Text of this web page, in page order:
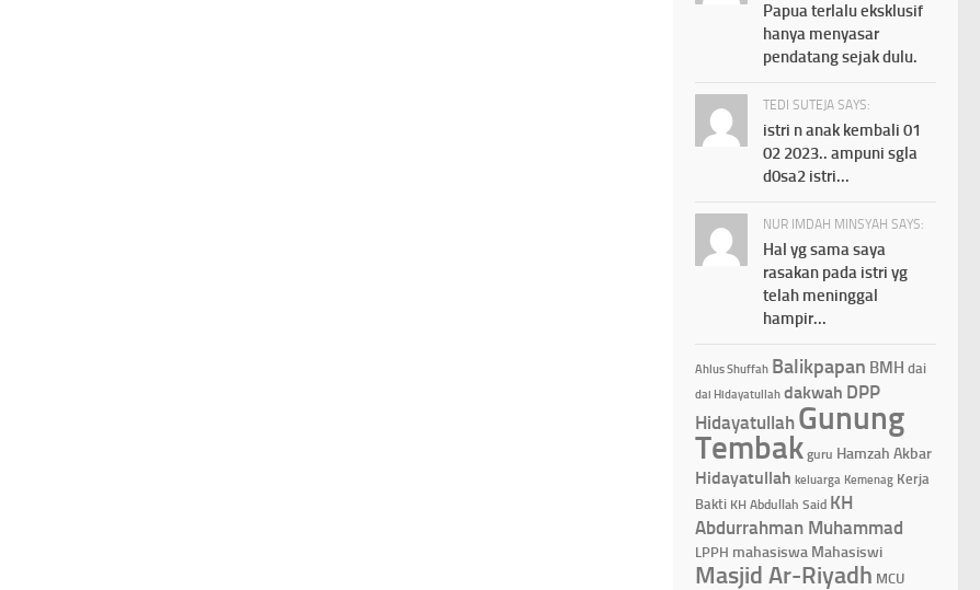
Papua terlalu eksklusif
hanya menyasar
pendatang sejak dulu.
TEDI SUTEJA SAYS:
istri n anak kembali 01
02 2023.. ampuni sgla
d0sa2 istri...
NUR IMDAH MINSYAH SAYS:
Hal yg sama saya
rasakan pada istri yg
telah meninggal
hampir...
Ahlus Shuffah Balikpapan BMH dai
dai Hidayatullah dakwah DPP
Hidayatullah Gunung
Tembak guru Hamzah Akbar
Hidayatullah keluarga Kemenag Kerja
Bakti KH Abdullah Said KH
Abdurrahman Muhammad
LPPH mahasiswa Mahasiswi
Masjid Ar-Riyadh MCU